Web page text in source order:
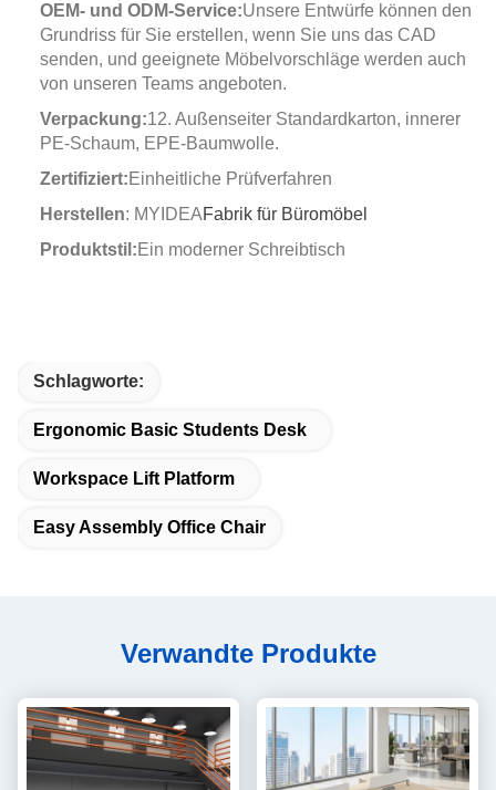
OEM- und ODM-Service:Unsere Entwürfe können den
Grundriss für Sie erstellen, wenn Sie uns das CAD
senden, und geeignete Möbelvorschläge werden auch
von unseren Teams angeboten.
Verpackung:12. Außenseiter Standardkarton, innerer
PE-Schaum, EPE-Baumwolle.
Zertifiziert:Einheitliche Prüfverfahren
Herstellen: MYIDEAFabrik für Büromöbel
Produktstil:Ein moderner Schreibtisch
Schlagworte:
Ergonomic Basic Students Desk
Workspace Lift Platform
Easy Assembly Office Chair
Verwandte Produkte